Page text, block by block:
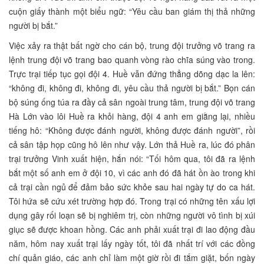
cuộn giấy thành một biểu ngữ: “Yêu cầu ban giám thị thả những
người bị bắt.”
Việc xảy ra thật bất ngờ cho cán bộ, trung đội trưởng võ trang ra
lệnh trung đội võ trang bao quanh vòng rào chĩa súng vào trong.
Trực trại tiếp tục gọi đội 4. Huề vẫn đứng thẳng dõng dạc la lên:
“không đi, không đi, không đi, yêu cầu thả người bị bắt.” Bọn cán
bộ súng ống túa ra đầy cả sân ngoài trung tâm, trung đội võ trang
Hà Lớn vào lôi Huề ra khỏi hàng, đội 4 anh em giằng lại, nhiều
tiếng hô: “Không được đánh người, không được đánh người”, rồi
cả sân tập họp cũng hô lên như vậy. Lớn thả Huề ra, lúc đó phân
trại trưởng Vinh xuất hiện, hắn nói: “Tối hôm qua, tôi đã ra lệnh
bắt một số anh em ở đội 10, vì các anh đó đã hát ồn ào trong khi
cả trại cần ngủ để đảm bảo sức khỏe sau hai ngày tự do ca hát.
Tôi hứa sẽ cứu xét trường hợp đó. Trong trại có những tên xấu lợi
dụng gây rối loạn sẽ bị nghiêm trị, còn những người vô tình bị xúi
giục sẽ được khoan hồng. Các anh phải xuất trại đi lao động đầu
năm, hôm nay xuất trại lấy ngày tốt, tôi đã nhất trí với các đồng
chí quản giáo, các anh chỉ làm một giờ rồi đi tắm giặt, bốn ngày